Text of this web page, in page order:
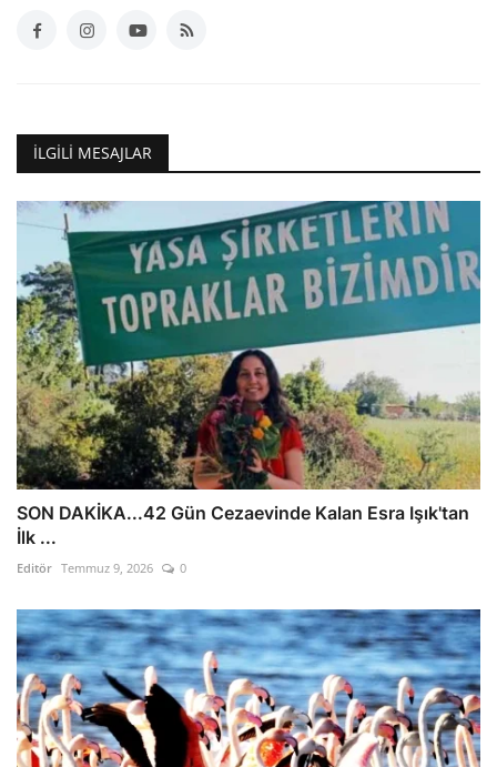
İLGILI MESAJLAR
SON DAKİKA...42 Gün Cezaevinde Kalan Esra Işık'tan
İlk ...
Editör Temmuz 9, 2026 0